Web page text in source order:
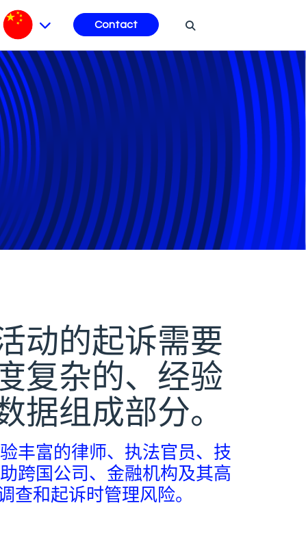
Contact
动的起诉需要
复杂的、经验
据组成部分。
丰富的律师、执法官员、技
跨国公司、金融机构及其高
查和起诉时管理风险。